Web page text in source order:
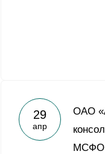
29
апр
ОАО
МСФО